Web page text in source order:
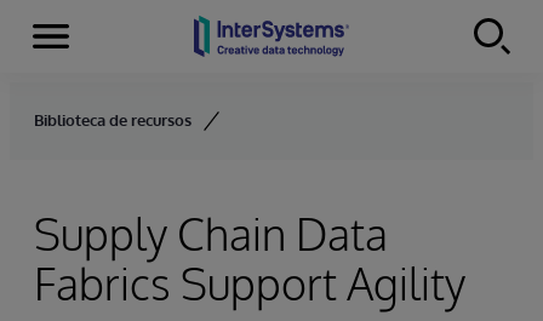
Skip to content
Menu
Biblioteca de recursos
Supply Chain Data
Fabrics Support Agility